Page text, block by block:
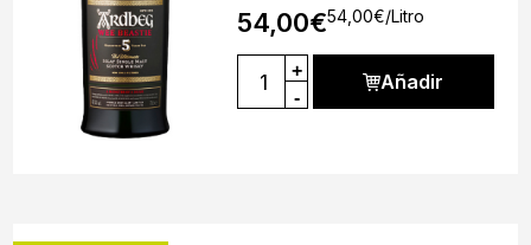
54,00€54,00€/Litro
+
-
Añadir